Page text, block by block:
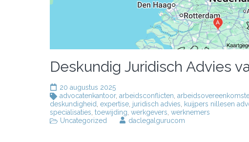
Deskundig Juridisch Advies
20 augustus 2025
advocatenkantoor, arbeidsconflicten
deskundigheid expertise juridisch advies kuijpers nillesen
specialisaties toewijding werkgevers werknemers
Uncategorized
daclegalgurucom